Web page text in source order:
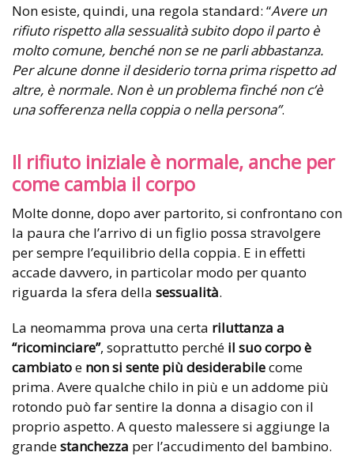
Non esiste, quindi, una regola standard: “Avere un
rifiuto rispetto alla sessualità subito dopo il parto è
molto comune, benché non se ne parli abbastanza.
Per alcune donne il desiderio torna prima rispetto ad
altre, è normale. Non è un problema finché non c’è
una sofferenza nella coppia o nella persona”.
Il rifiuto iniziale è normale, anche per
come cambia il corpo
Molte donne, dopo aver partorito, si confrontano con
la paura che l’arrivo di un figlio possa stravolgere
per sempre l’equilibrio della coppia. E in effetti
accade davvero, in particolar modo per quanto
riguarda la sfera della sessualità.
La neomamma prova una certa riluttanza a
“ricominciare”, soprattutto perché il suo corpo è
cambiatoe non si sente più desiderabilecome
prima. Avere qualche chilo in più e un addome più
rotondo può far sentire la donna a disagio con il
proprio aspetto. A questo malessere si aggiunge la
grandestanchezza per l’accudimento del bambino.